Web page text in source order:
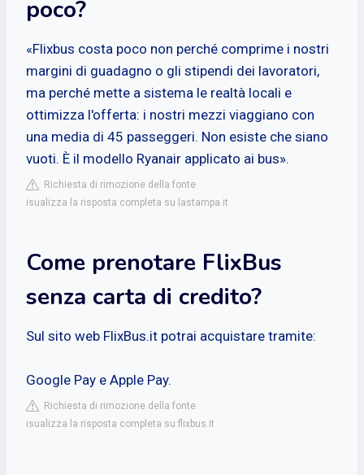
poco?
«Flixbus costa poco non perché comprime i nostri
margini di guadagno o gli stipendi dei lavoratori,
ma perché mette a sistema le realtà locali e
ottimizza l'offerta: i nostri mezzi viaggiano con
una media di 45 passeggeri. Non esiste che siano
vuoti. È il modello Ryanair applicato ai bus».
Richiesta di rimozione della fonte
isualizza la risposta completa su lastampa.it
Come prenotare FlixBus
senza carta di credito?
Sul sito web FlixBus.it potrai acquistare tramite:
Google Pay e Apple Pay.
Richiesta di rimozione della fonte
isualizza la risposta completa su flixbus.it